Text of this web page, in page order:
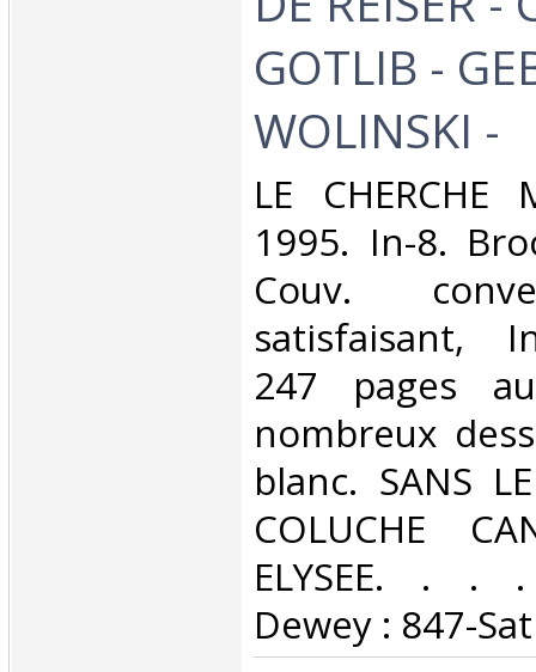
GOTLIB -
WOLINSKI -‎
‎LE CHERCHE
1995. In-8.
Couv.
satisfaisant,
247 pages
nombreux
blanc. SANS
COLUCHE
ELYSEE. . . .
Dewey : 847-